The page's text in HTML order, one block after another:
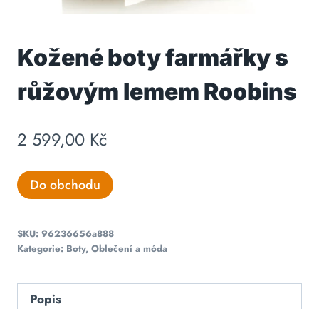
Kožené boty farmářky s
růžovým lemem Roobins
2 599,00 Kč
Do obchodu
SKU: 96236656a888
Kategorie: Boty, Oblečení a móda
Popis